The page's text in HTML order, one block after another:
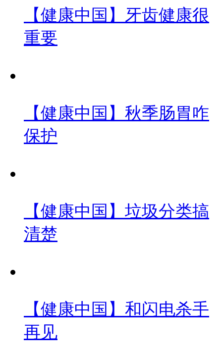
【健康中国】牙齿健康很
重要
【健康中国】秋季肠胃咋
保护
【健康中国】垃圾分类搞
清楚
【健康中国】和闪电杀手
再见